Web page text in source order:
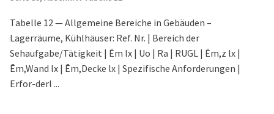
Tabelle 12 — Allgemeine Bereiche in Gebäuden –
Lagerräume, Kühlhäuser: Ref. Nr. | Bereich der
Sehaufgabe/Tätigkeit | Ēm lx | Uo | Ra | RUGL | Ēm,z lx |
Ēm,Wand lx | Ēm,Decke lx | Spezifische Anforderungen |
Erfor-derl ...